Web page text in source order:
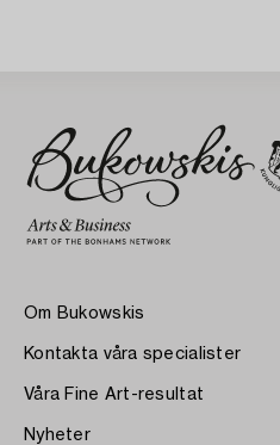
Om Bukowskis
Kontakta våra specialister
Våra Fine Art-resultat
Nyheter